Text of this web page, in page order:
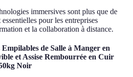
immersives sont plus que de
pour les entreprises
et la collaboration à distance.
de Salle à Manger en
et Assise Rembourrée en Cuir
Noir